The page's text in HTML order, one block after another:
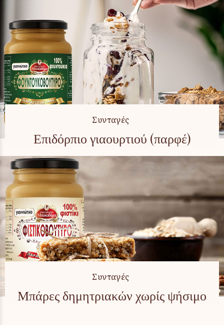
Συνταγές
Επιδόρπιο γιαουρτιού (παρφέ)
Συνταγές
Μπάρες δημητριακών χωρίς ψήσιμο